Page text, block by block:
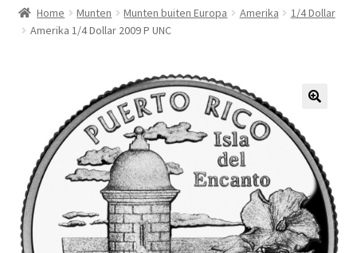
Beurzen
Winkelmand
Afrekenen
Mijn account
Alg. voorw.
Home Munten Munten buiten Europa Amerika
1/4 Dollar
Amerika 1/4 Dollar 2009 P UNC